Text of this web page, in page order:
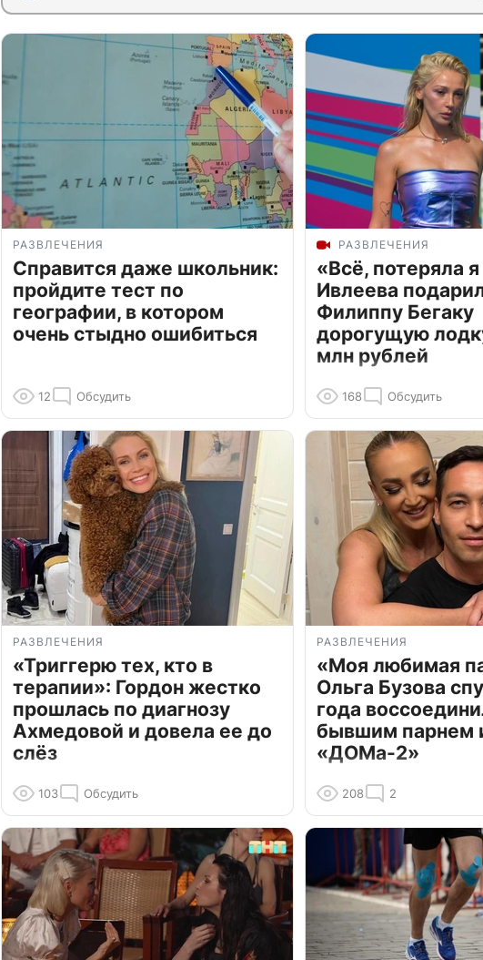
РАЗВЛЕЧЕНИЯ
Справится даже школьник:
пройдите тест по
географии, в котором
очень стыдно ошибиться
12 Обсудить
РАЗВЛЕЧЕНИЯ
«Всё, потеряла
Ивлеева
Филиппу Бегаку
дорогущую
млн рублей
168 Обсудить
РАЗВЛЕЧЕНИЯ
«Триггерю тех, кто в
терапии»: Гордон жестко
прошлась по диагнозу
Ахмедовой и довела ее до
слёз
103 Обсудить
РАЗВЛЕЧЕНИЯ
«Моя любимая
Ольга Бузова
года
бывшим парнем
«ДОМа-2»
208 2